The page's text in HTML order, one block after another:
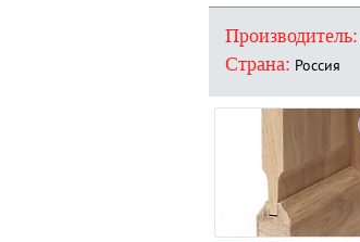
Производитель:
Страна: Россия